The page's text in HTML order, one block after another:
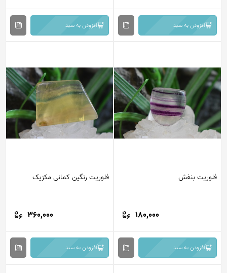
افزودن به سبد افزودن به سبد
فلوریت بنفش
180,000
افزودن به سبد
فلوریت رنگین کمانی مکزیک
360,000
افزودن به سبد